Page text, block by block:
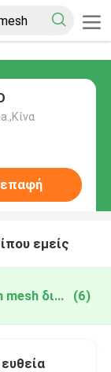
επαφή
εμείς
straight wire self cleaning screen mesh διαδικτυακή κατασκευή (6)